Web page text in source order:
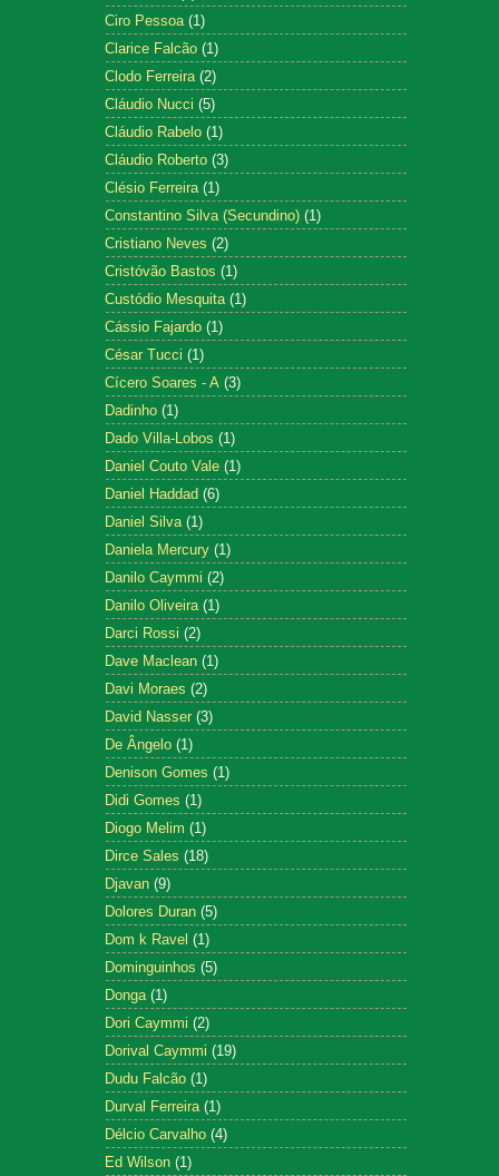
Ciro Pessoa (1)
Clarice Falcão (1)
Clodo Ferreira (2)
Cláudio Nucci (5)
Cláudio Rabelo (1)
Cláudio Roberto (3)
Clésio Ferreira (1)
Constantino Silva (Secundino) (1)
Cristiano Neves (2)
Cristóvão Bastos (1)
Custódio Mesquita (1)
Cássio Fajardo (1)
César Tucci (1)
Cícero Soares - A (3)
Dadinho (1)
Dado Villa-Lobos (1)
Daniel Couto Vale (1)
Daniel Haddad (6)
Daniel Silva (1)
Daniela Mercury (1)
Danilo Caymmi (2)
Danilo Oliveira (1)
Darci Rossi (2)
Dave Maclean (1)
Davi Moraes (2)
David Nasser (3)
De Ângelo (1)
Denison Gomes (1)
Didi Gomes (1)
Diogo Melim (1)
Dirce Sales (18)
Djavan (9)
Dolores Duran (5)
Dom k Ravel (1)
Dominguinhos (5)
Donga (1)
Dori Caymmi (2)
Dorival Caymmi (19)
Dudu Falcão (1)
Durval Ferreira (1)
Délcio Carvalho (4)
Ed Wilson (1)